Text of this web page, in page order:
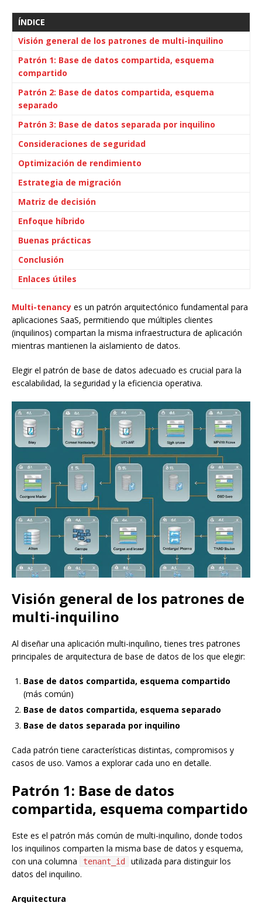
ÍNDICE
Visión general de los patrones de multi-inquilino
Patrón 1: Base de datos compartida, esquema
compartido
Patrón 2: Base de datos compartida, esquema
separado
Patrón 3: Base de datos separada por inquilino
Consideraciones de seguridad
Optimización de rendimiento
Estrategia de migración
Matriz de decisión
Enfoque híbrido
Buenas prácticas
Conclusión
Enlaces útiles
Multi-tenancy es un patrón arquitectónico fundamental para
aplicaciones SaaS, permitiendo que múltiples clientes
(inquilinos) compartan la misma infraestructura de aplicación
mientras mantienen la aislamiento de datos.
Elegir el patrón de base de datos adecuado es crucial para la
escalabilidad, la seguridad y la eficiencia operativa.
Visión general de los patrones de
multi-inquilino
Al diseñar una aplicación multi-inquilino, tienes tres patrones
principales de arquitectura de base de datos de los que elegir:
Base de datos compartida, esquema compartido
(más común)
Base de datos compartida, esquema separado
Base de datos separada por inquilino
Cada patrón tiene características distintas, compromisos y
casos de uso. Vamos a explorar cada uno en detalle.
Patrón 1: Base de datos
compartida, esquema compartido
Este es el patrón más común de multi-inquilino, donde todos
los inquilinos comparten la misma base de datos y esquema,
con una columna
tenant_id
utilizada para distinguir los
datos del inquilino.
Arquitectura